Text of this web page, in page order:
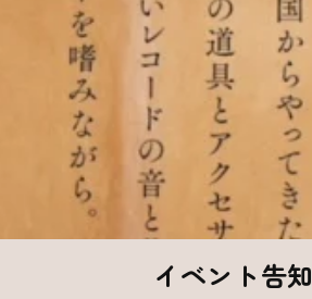
イベント告知